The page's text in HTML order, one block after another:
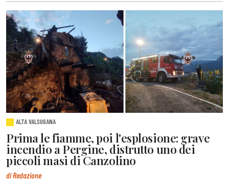
ALTA VALSUGANA
Prima le fiamme, poi l'esplosione: grave
incendio a Pergine, distrutto uno dei
piccoli masi di Canzolino
di Redazione